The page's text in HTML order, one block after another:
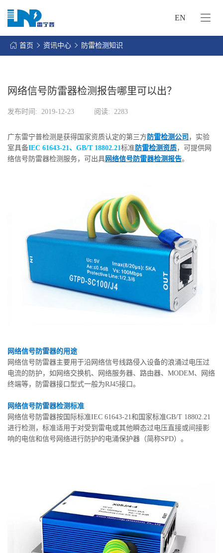
EN
首页 资讯中心 防雷检测知识
网络信号防雷器检测报告哪里可以出？
发布时间: 2019-12-23 阅读: 2283
广东雷宁普检测是获得国家资质认定的第三方 防雷检测公司 ，实验
室具备IEC 61643-21、GB/T 18802.21标准 防雷检测资质，可提供网
络信号防雷器检测服务，可出具网络信号防雷器检测报告。
网络信号防雷器的用途
网络信号防雷器主要用于沿网络信号线路侵入设备的浪涌过电压过
电流的防护，如网络交换机、网络服务器、路由器、MODEM、网络
终端等，防雷器接口型式一般为RJ45接口。
网络信号防雷器检测标准
网络信号防雷器按国际标准IEC 61643-21和国家标准GB/T 18802.21
进行检测，标准适用于对受到雷电或其他瞬态过电压直接或间接影
响的电信和信号网络进行防护的电涌保护器（简称SPD）。
网
的
务
务
资
讯